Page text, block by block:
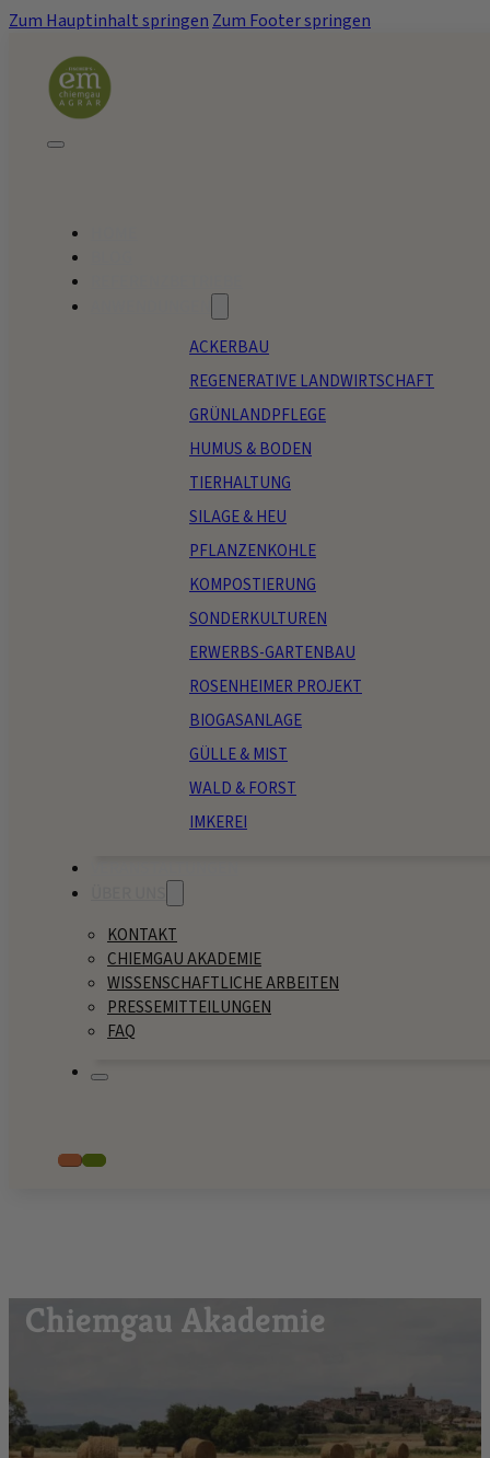
Zum Hauptinhalt springen Zum Footer springen
ACKERBAU
REGENERATIVE LANDWIRTSCHAFT
GRÜNLANDPFLEGE
HUMUS & BODEN
TIERHALTUNG
SILAGE & HEU
PFLANZENKOHLE
KOMPOSTIERUNG
SONDERKULTUREN
ERWERBS-GARTENBAU
ROSENHEIMER PROJEKT
BIOGASANLAGE
GÜLLE & MIST
WALD & FORST
IMKEREI
KONTAKT
CHIEMGAU AKADEMIE
WISSENSCHAFTLICHE ARBEITEN
PRESSEMITTEILUNGEN
FAQ
Chiemgau Akademie